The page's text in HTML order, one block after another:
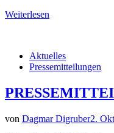
Weiterlesen
Aktuelles
Pressemitteilungen
von Dagmar Digruber2.